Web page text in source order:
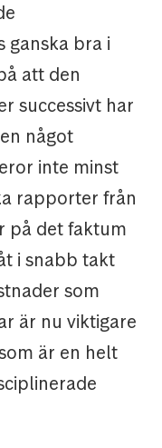
ganska bra i
att den
successivt har
något
inte minst
rapporter från
på det faktum
i snabb takt
som
är nu viktigare
är en helt